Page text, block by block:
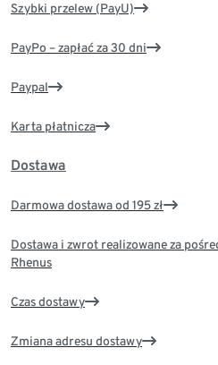
Szybki przelew (PayU)
PayPo – zapłać za 30 dni
Paypal
Karta płatnicza
Dostawa
Darmowa dostawa od 195 zł
Dostawa i zwrot realizowane za
Rhenus
Czas dostawy
Zmiana adresu dostawy